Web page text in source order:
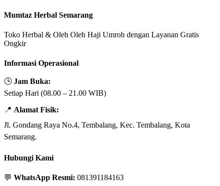
Mumtaz Herbal Semarang
Toko Herbal & Oleh Oleh Haji Umroh dengan Layanan Gratis
Ongkir
Informasi Operasional
🕒 Jam Buka:
Setiap Hari (08.00 – 21.00 WIB)
📍 Alamat Fisik:
Jl. Gondang Raya No.4, Tembalang, Kec. Tembalang, Kota
Semarang.
Hubungi Kami
💬 WhatsApp Resmi: 081391184163